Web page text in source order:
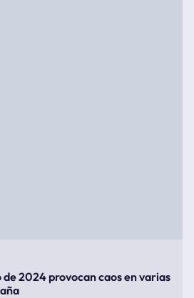
de 2024 provocan caos en varias